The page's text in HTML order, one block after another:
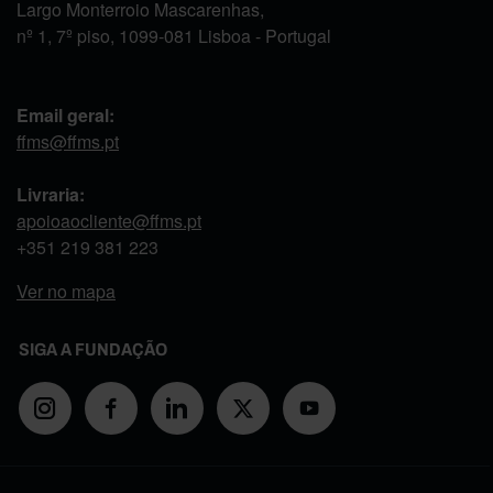
Largo Monterroio Mascarenhas,
nº 1, 7º piso, 1099-081 Lisboa - Portugal
Email geral:
ffms@ffms.pt
Livraria:
apoioaocliente@ffms.pt
+351 219 381 223
Ver no mapa
SIGA A FUNDAÇÃO